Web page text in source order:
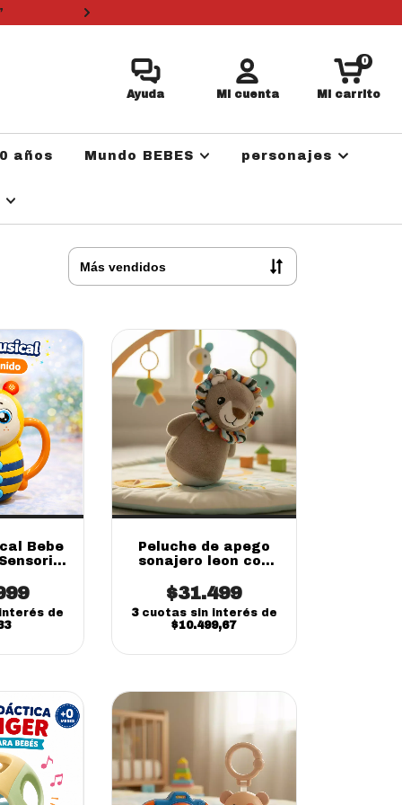
Ayuda Mi cuenta Mi carrito
0
años Mundo BEBES personajes
Bebe
de
Peluche de apego
sonajero leon con
$31.499
3 cuotas sin interés de
$10.499,67